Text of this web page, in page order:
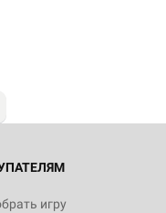
игру